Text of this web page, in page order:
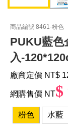
商品編號 8461-粉色
PUKU藍色
入-
廠商定價 NT$
網購售價 NT$
粉色 水藍